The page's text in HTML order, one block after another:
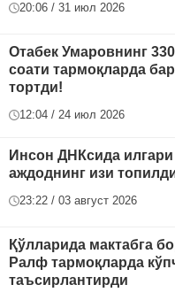
20:06 / 31 июл 2026
Отабек Умаровнинг
соати тармоқларда
тортди!
12:04 / 24 июл 2026
Инсон ДНКсида
аждоднинг изи
23:22 / 03 август 2026
Қўлларида мактабга
Ралф тармоқларда
таъсирлантирди